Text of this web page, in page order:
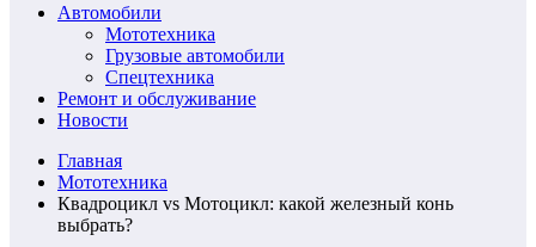
Автомобили
Мототехника
Грузовые автомобили
Спецтехника
Ремонт и обслуживание
Новости
Главная
Мототехника
Квадроцикл vs Мотоцикл: какой железный конь
выбрать?